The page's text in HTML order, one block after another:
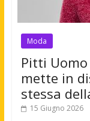
Moda
Pitti
mette in
stessa
15 Giugno 2026